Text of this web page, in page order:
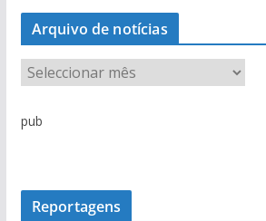
Arquivo de notícias
r
q
pub
Reportagens